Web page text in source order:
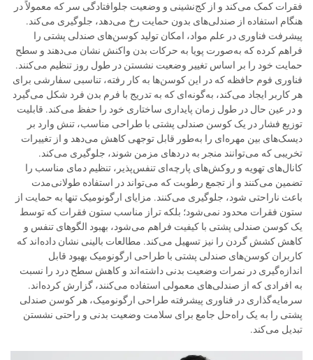
فقرات کمک می‌کند و از کج‌نشینی و وضعیت جلوافتادگی سر که معمولاً در
هنگام استفاده از صندلی‌های بدون حمایت رخ می‌دهد، جلوگیری می‌کند.
پیشرفت فناوری در علم مواد، امکان تولید کوسن‌های صندلی پشتی را
فراهم کرده که به‌صورت پویا به حرکات بدن واکنش نشان می‌دهند و سطح
حمایت خود را بر اساس تغییر وضعیت نشستن در طول روز تنظیم می‌کنند.
فناوری فوم حافظه که در این کوسن‌ها به کار رفته، تناسبی سفارشی برای
هر کاربر ایجاد می‌کند، به‌گونه‌ای که به تدریج با فرم بدن فرد شکل می‌گیرد
و در عین حال در طول زمان پایداری ساختاری خود را حفظ می‌کند. قابلیت
توزیع فشار در یک کوسن صندلی پشتی با طراحی مناسب، تنش وارد بر
دیسک‌های بین مهره‌ای را به‌طور قابل توجهی کاهش می‌دهد و از تغییرات
تخریبی که می‌توانند منجر به دردهای مزمن شوند، جلوگیری می‌کند.
کانال‌های تهویه و روکش‌های پارچه‌ای تنفس‌پذیر، تنظیم دمای مناسب را
تضمین می‌کنند و از تجمع رطوبت که می‌تواند در استفاده طولانی‌مدت
باعث ناراحتی شود، جلوگیری می‌کنند. مزایای ارگونومیک تنها به حمایت از
ستون فقرات محدود نمی‌شود؛ بلکه تراز مناسب ستون فقرات که توسط
یک کوسن صندلی پشتی با کیفیت فراهم می‌شود، بهبود الگوهای تنفس و
کاهش کشش گردن را نیز تسهیل می‌کند. مطالعات بالینی نشان داده‌اند که
کاربران کوسن‌های صندلی پشتی با طراحی ارگونومیک بهبود قابل
اندازه‌گیری در نمرات وضعیت بدنی داشته‌اند و کاهش سطح درد را نسبت
به افرادی که از صندلی‌های معمولی استفاده می‌کنند، گزارش کرده‌اند.
سرمایه‌گذاری در فناوری پیشرفته طراحی ارگونومیک، هر کوسن صندلی
پشتی را به یک راه‌حل جامع برای سلامت وضعیت بدنی و راحتی نشستن
تبدیل می‌کند.